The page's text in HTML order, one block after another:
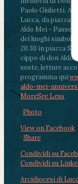
Paolo Giulietti,
Lucca, da piazza
Aldo Mei -
dei luoghi simbolo
20.30 in piazza
cippo di don Aldo
soste, letture
programma qui:
aldo-mei-
MoreSee Less
Photo
View on Facebook
· Share
Condividi su
Condividi su
Arcidiocesi di